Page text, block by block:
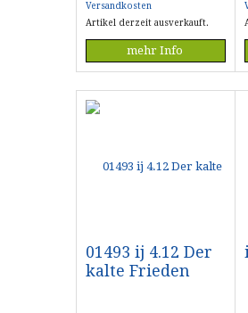
Versandkosten
Artikel derzeit ausverkauft.
mehr Info
01493 ij 4.12 Der
kalte Frieden